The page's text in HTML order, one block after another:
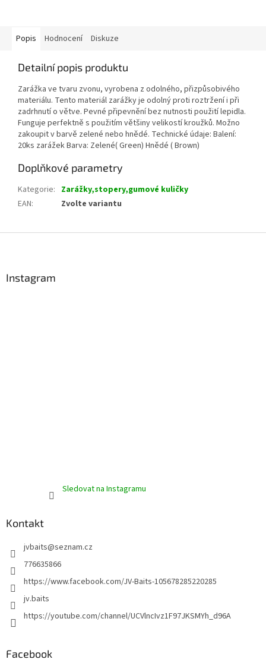
Popis Hodnocení Diskuze
Detailní popis produktu
Zarážka ve tvaru zvonu, vyrobena z odolného, přizpůsobivého
materiálu. Tento materiál zarážky je odolný proti roztržení i při
zadrhnutí o větve. Pevné připevnění bez nutnosti použití lepidla.
Funguje perfektně s použitím většiny velikostí kroužků. Možno
zakoupit v barvě zelené nebo hnědé. Technické údaje: Balení:
20ks zarážek Barva: Zelené( Green) Hnědé ( Brown)
Doplňkové parametry
Kategorie: Zarážky,stopery,gumové kuličky
EAN: Zvolte variantu
Instagram
Sledovat na Instagramu
Kontakt
jvbaits@seznam.cz
776635866
https://www.facebook.com/JV-Baits-105678285220285
jv.baits
https://youtube.com/channel/UCVlncIvz1F97JKSMYh_d96A
Facebook